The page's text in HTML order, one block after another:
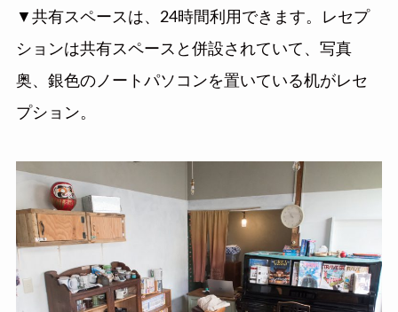
▼共有スペースは、24時間利用できます。レセプ
ションは共有スペースと併設されていて、写真
奥、銀色のノートパソコンを置いている机がレセ
プション。